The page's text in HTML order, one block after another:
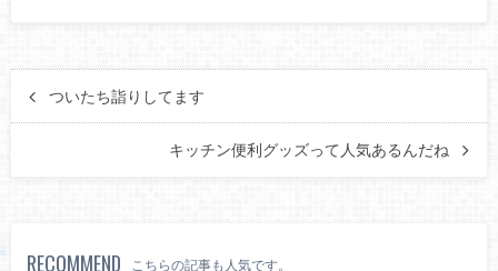
ついたち詣りしてます
キッチン便利グッズって人気あるんだね
RECOMMEND こちらの記事も人気です。